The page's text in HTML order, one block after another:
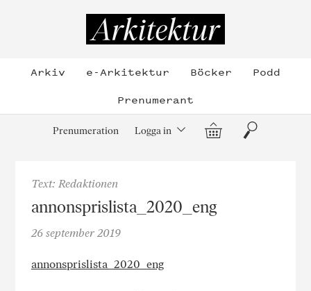
Arkiv e-Arkitektur Böcker
Podd
Prenumerant
Prenumeration Logga in Varukorg
Sök
Text: Redaktionen
annonsprislista_2020_eng
26 september 2019
annonsprislista_2020_eng